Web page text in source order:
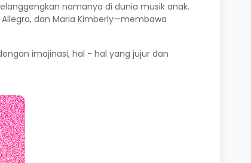
namanya di dunia musik anak.
dan Maria Kimberly—membawa
imajinasi, hal - hal yang jujur dan